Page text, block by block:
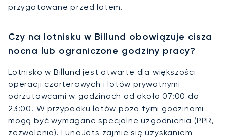
przygotowane przed lotem.
Czy na lotnisku w Billund obowiązuje cisza
nocna lub ograniczone godziny pracy?
Lotnisko w Billund jest otwarte dla większości
operacji czarterowych i lotów prywatnymi
odrzutowcami w godzinach od około 07:00 do
23:00. W przypadku lotów poza tymi godzinami
mogą być wymagane specjalne uzgodnienia (PPR,
zezwolenia). LunaJets zajmie się uzyskaniem